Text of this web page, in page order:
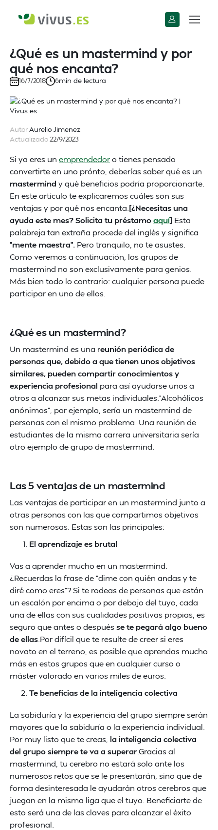
¿Qué es un mastermind y por
qué nos encanta?
16/7/2018 6min de lectura
AutorAurelio Jimenez
Actualizado22/9/2023
Si ya eres un emprendedoro tienes pensado
convertirte en uno prónto, deberías saber qué es un
mastermind y qué beneficios podría proporcionarte.
En este artículo te explicaremos cuáles son sus
ventajas y por qué nos encanta. [¿Necesitas una
ayuda este mes? Solicita tu préstamoaquí] Esta
palabreja tan extraña procede del inglés y significa
“mente maestra”. Pero tranquilo, no te asustes.
Como veremos a continuación, los grupos de
mastermind no son exclusivamente para genios.
Más bien todo lo contrario: cualquier persona puede
participar en uno de ellos.
¿Qué es un mastermind?
Un mastermind es una reunión periódica de
personas que, debido a que tienen unos objetivos
similares, pueden compartir conocimientos y
experiencia profesional para así ayudarse unos a
otros a alcanzar sus metas individuales.“Alcohólicos
anónimos”, por ejemplo, sería un mastermind de
personas con el mismo problema. Una reunión de
estudiantes de la misma carrera universitaria sería
otro ejemplo de grupo de mastermind.
Las 5 ventajas de un mastermind
Las ventajas de participar en un mastermind junto a
otras personas con las que compartimos objetivos
son numerosas. Estas son las principales:
El aprendizaje es brutal
Vas a aprender mucho en un mastermind.
¿Recuerdas la frase de “dime con quién andas y te
diré como eres”? Si te rodeas de personas que están
un escalón por encima o por debajo del tuyo, cada
una de ellas con sus cualidades positivas propias, es
seguro que antes o despuésse te pegará algo bueno
de ellas .Por difícil que te resulte de creer si eres
novato en el terreno, es posible que aprendas mucho
más en estos grupos que en cualquier curso o
máster valorado en varios miles de euros.
Te beneficias de la inteligencia colectiva
La sabiduría y la experiencia del grupo siempre serán
mayores que la sabiduría o la experiencia individual.
Por muy listo que te creas, la inteligencia colectiva
del grupo siempre te va a superar.Gracias al
mastermind, tu cerebro no estará solo ante los
numerosos retos que se le presentarán, sino que de
forma desinteresada le ayudarán otros cerebros que
juegan en la misma liga que el tuyo. Beneficiarte de
esto será una de las claves para alcanzar el éxito
profesional.